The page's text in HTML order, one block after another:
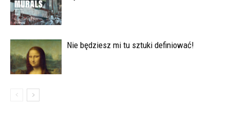
Nie będziesz mi tu sztuki definiować!